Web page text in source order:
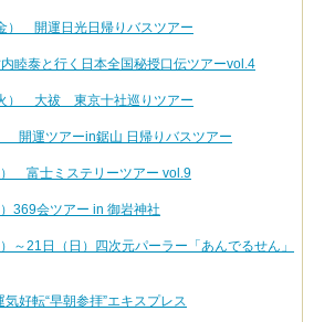
） 開運日光日帰りバスツアー
睦泰と行く日本全国秘授口伝ツアーvol.4
） 大祓 東京十社巡りツアー
開運ツアーin鋸山 日帰りバスツアー
富士ミステリーツアー vol.9
369会ツアー in 御岩神社
～21日（日）四次元パーラー「あんでるせん」
好転“早朝参拝”エキスプレス